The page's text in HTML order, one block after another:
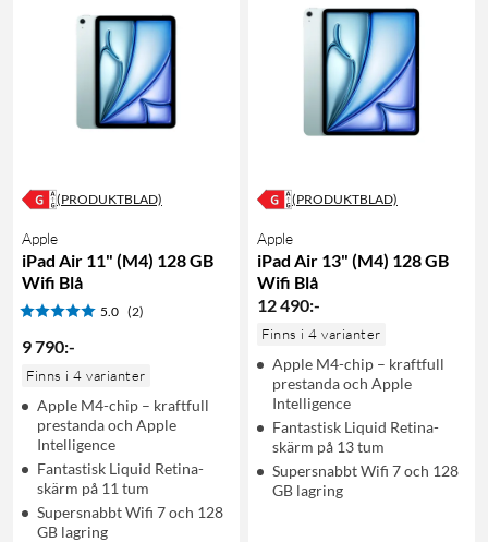
(PRODUKTBLAD)
Apple
iPad Air 11" (M4) 128 GB
Wifi Blå
5.0 (2)
9 790:-
Finns i 4 varianter
Apple M4-chip – kraftfull
prestanda och Apple
Intelligence
Fantastisk Liquid Retina-
skärm på 11 tum
Supersnabbt Wifi 7 och 128
GB lagring
(PRODUKTBLAD)
Apple
iPad Air 13" (M4) 128 GB
Wifi Blå
12 490:-
Finns i 4 varianter
Apple M4-chip – kraftfull
prestanda och Apple
Intelligence
Fantastisk Liquid Retina-
skärm på 13 tum
Supersnabbt Wifi 7 och 128
GB lagring